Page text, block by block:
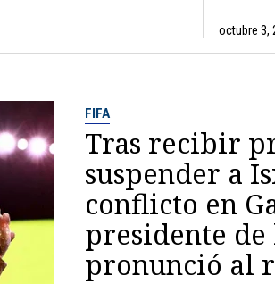
octubre 3,
FIFA
Tras recibir
suspender a
conflicto en
presidente de
pronunció al